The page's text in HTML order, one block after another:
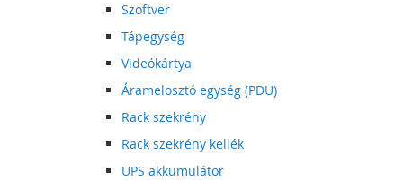
Szoftver
Tápegység
Videókártya
Áramelosztó egység (PDU)
Rack szekrény
Rack szekrény kellék
UPS akkumulátor